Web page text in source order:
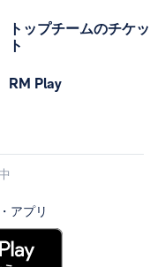
トップチームのチケッ
ト
RM Play
アプリ